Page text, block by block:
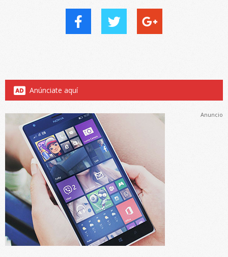
Anúnciate aquí
Anuncio